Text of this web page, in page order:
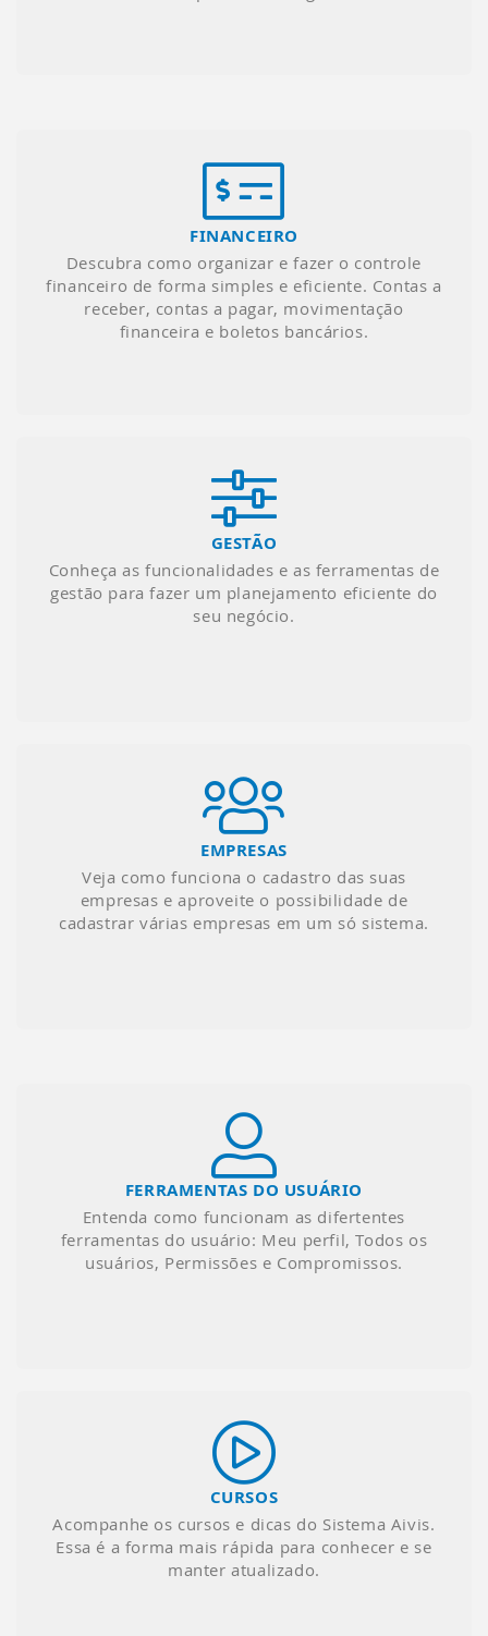
FINANCEIRO
Descubra como organizar e fazer o controle
financeiro de forma simples e eficiente. Contas a
receber, contas a pagar, movimentação
financeira e boletos bancários.
GESTÃO
Conheça as funcionalidades e as ferramentas de
gestão para fazer um planejamento eficiente do
seu negócio.
EMPRESAS
Veja como funciona o cadastro das suas
empresas e aproveite o possibilidade de
cadastrar várias empresas em um só sistema.
FERRAMENTAS DO USUÁRIO
Entenda como funcionam as difertentes
ferramentas do usuário: Meu perfil, Todos os
usuários, Permissões e Compromissos.
CURSOS
Acompanhe os cursos e dicas do Sistema Aivis.
Essa é a forma mais rápida para conhecer e se
manter atualizado.